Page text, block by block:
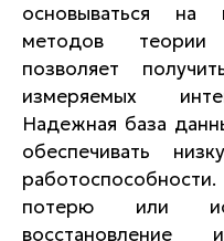
основываться на
методов теории
позволяет
измеряемых
Надежная база
обеспечивать
потерю или